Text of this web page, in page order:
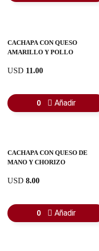
CACHAPA CON QUESO
AMARILLO Y POLLO
USD 11.00
0 Añadir
CACHAPA CON QUESO DE
MANO Y CHORIZO
USD 8.00
0 Añadir